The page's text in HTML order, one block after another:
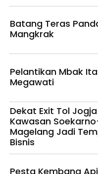
Batang Teras
Mangkrak
Pelantikan Mbak
Megawati
Dekat Exit Tol
Kawasan
Magelang Jadi
Bisnis
Pesta Kembang